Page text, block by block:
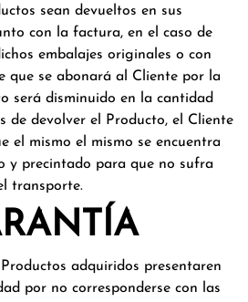
sean devueltos en sus
con la factura, en el caso de
embalajes originales o con
que se abonará al Cliente por la
será disminuido en la cantidad
de devolver el Producto, el Cliente
el mismo el mismo se encuentra
y precintado para que no sufra
transporte.
adquiridos presentaren
por no corresponderse con las